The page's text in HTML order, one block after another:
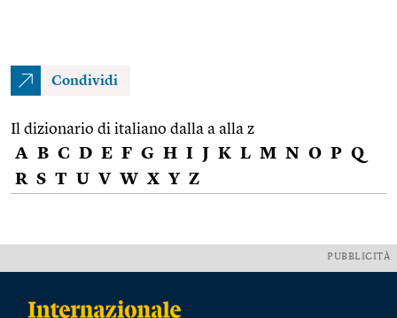
Condividi
Il dizionario di italiano dalla a alla z
A B C D E F G H I J K L M N O P Q
R S T U V W X Y Z
PUBBLICITÀ